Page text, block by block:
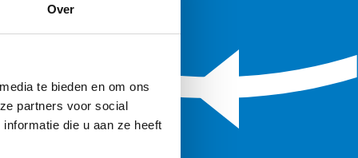
Over
te bieden en om ons
partners voor social
die u aan ze heeft